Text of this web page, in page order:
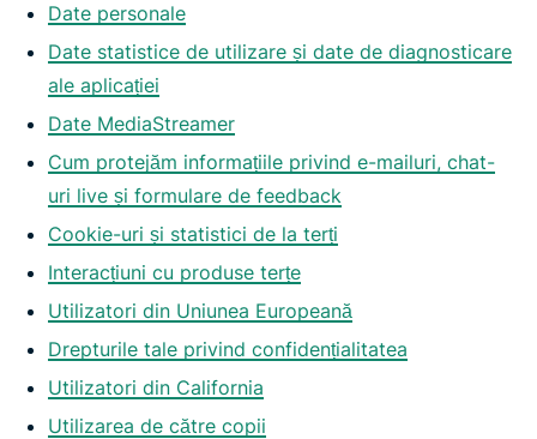
Date personale
Date statistice de utilizare și date de diagnosticare
ale aplicației
Date MediaStreamer
Cum protejăm informațiile privind e-mailuri, chat-
uri live și formulare de feedback
Cookie-uri și statistici de la terți
Interacțiuni cu produse terțe
Utilizatori din Uniunea Europeană
Drepturile tale privind confidențialitatea
Utilizatori din California
Utilizarea de către copii